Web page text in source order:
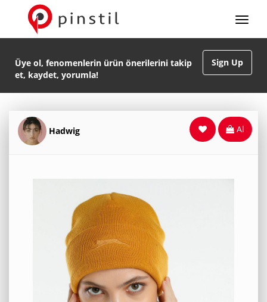
Sign Up
Üye ol, fenomenlerin ürün önerilerini takip
et, kaydet, yorumla!
Hadwig Al